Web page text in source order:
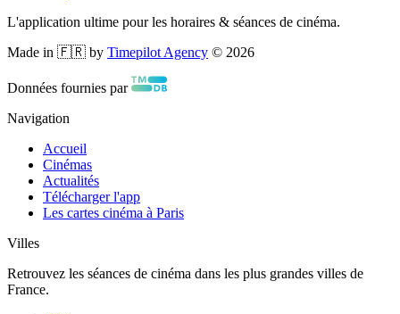
L'application ultime pour les horaires & séances de cinéma.
Made in 🇫🇷 by Timepilot Agency © 2026
Données fournies par
Navigation
Accueil
Cinémas
Actualités
Télécharger l'app
Les cartes cinéma à Paris
Villes
Retrouvez les séances de cinéma dans les plus grandes villes de
France.